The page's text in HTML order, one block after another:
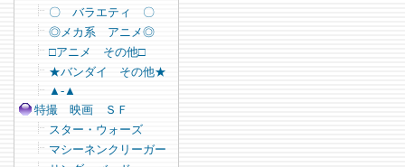
〇 バラエティ 〇
◎メカ系 アニメ◎
□アニメ その他□
★バンダイ その他★
▲-▲
特撮 映画 ＳＦ
スター・ウォーズ
マシーネンクリーガー